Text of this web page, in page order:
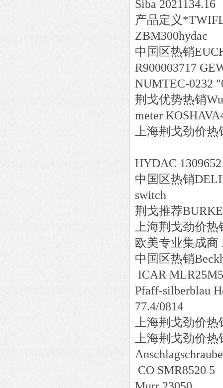
Siba 2021134.16
产品定义
ZBM300hydac
中国区热销
R900003717
NUMTEC-0232
荆戈优势热销
meter
上海荆戈劲价
HYDAC
中国区热销
荆戈推荐
上海荆戈劲价热
欧美专业集成商
中国区热销
ICAR
Pfaff-silberblau
77.4/0814
上海荆戈劲价
上海荆戈劲价
Anschlagschraube
CO SMR8520 5